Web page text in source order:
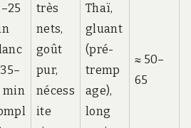
35–
min
très
nets,
goût
pur,
nécess
ite
Thaï,
gluant
(pré-
tremp
age),
long
≈ 50–
65